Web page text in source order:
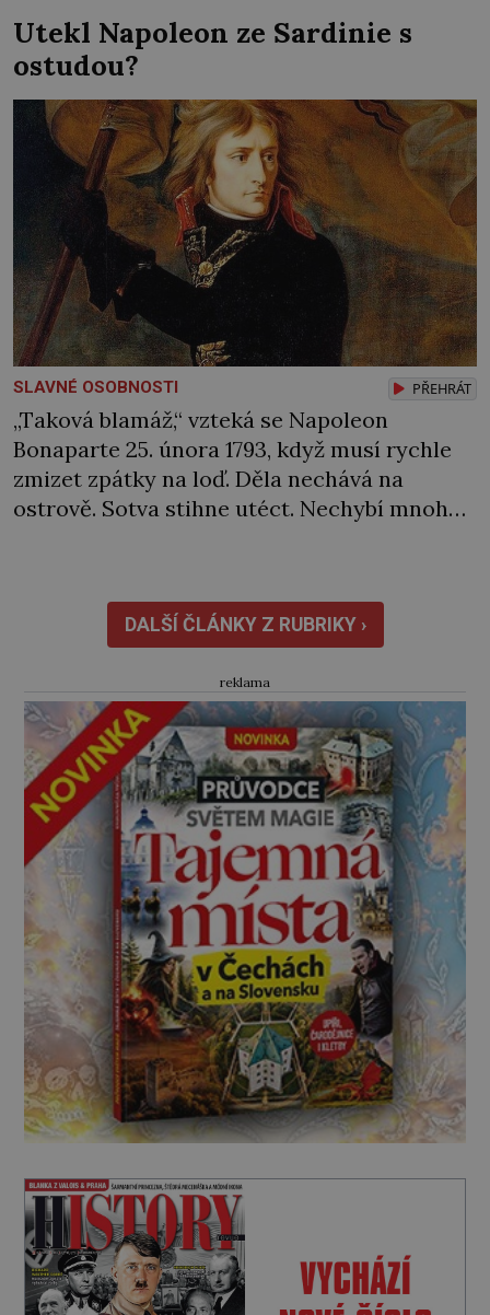
kus nosu odsekl. Přitom se svého díla ve
skutečnosti ani nedotkne. Mluvit do práce si
nenechá – od nikoho! Hrdí Florenťané touží
[…]
Utekl Napoleon ze Sardinie s
ostudou?
SLAVNÉ OSOBNOSTI PŘEHRÁT
„Taková blamáž,“ vzteká se Napoleon
Bonaparte 25. února 1793, když musí rychle
zmizet zpátky na loď. Děla nechává na
ostrově. Sotva stihne utéct. Nechybí mnoho
Francouzská flotila pod velením admirála
Laurenta Trugueta (1752‒1839) vyplouvá
v únoru 1793 z Toulonu. Mezi posádkou […]
DALŠÍ ČLÁNKY Z RUBRIKY ›
reklama